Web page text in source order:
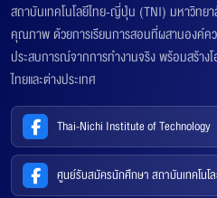
สถาบันเทคโนโลยีไทย-ญี่ปุ่น (TNI) มหาวิท
คุณภาพ ด้วยการเรียนการสอนที่ผสานองค์ค
ประสบการณ์จากการทำงานจริง พร้อมสร้าง
ไทยและต่างประเทศ
Thai-Nichi Institute of Technology
ศูนย์รับสมัครนักศึกษา สถาบันเทคโนโ